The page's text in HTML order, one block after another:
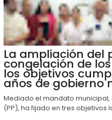
La ampliación del
congelación de
los objetivos
años de gobierno
Mediado el mandato municipal,
(PP), ha fijado en tres objetivos